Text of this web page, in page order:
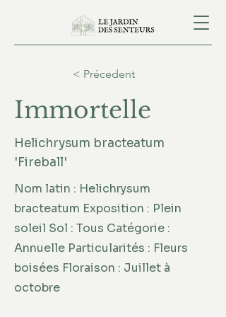
< Précedent
Immortelle
Helichrysum bracteatum
'Fireball'
Nom latin : Helichrysum
bracteatum Exposition : Plein
soleil Sol : Tous Catégorie :
Annuelle Particularités : Fleurs
boisées Floraison : Juillet à
octobre